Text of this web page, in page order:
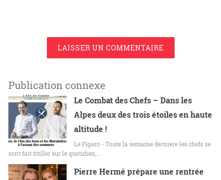
LAISSER UN COMMENTAIRE
Publication connexe
Le Combat des Chefs – Dans les
Alpes deux des trois étoiles en haute
altitude !
Le Figaro - Toute la semaine dernière les chefs se
sont fait titiller sur le quotidien,…
Pierre Hermé prépare une rentrée